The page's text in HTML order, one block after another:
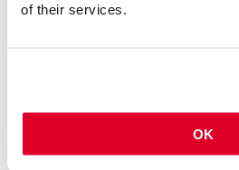
of their services.
OK
van cortisol in de urine significant
de magnesiumgroep significant
placebogroep. Dit wijst op
11β-HSD type 2, wat leidt tot
Deze bevindingen suggereren een